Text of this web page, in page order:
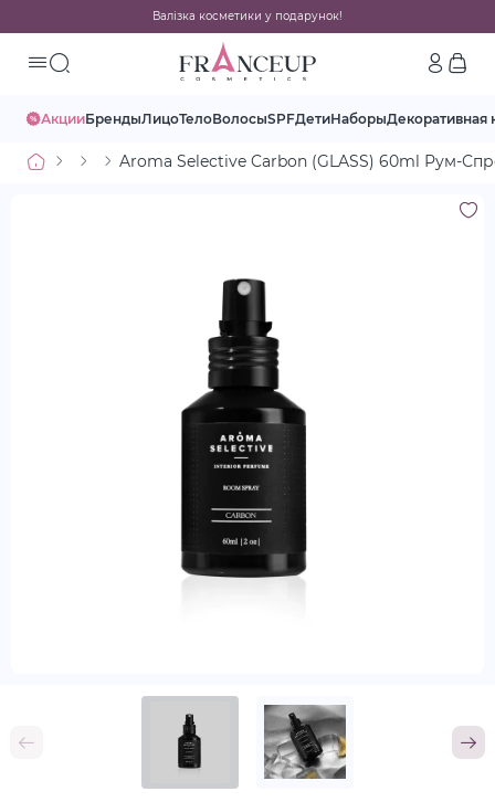
Валізка косметики у подарунок!
АкцииБрендыЛицоТелоВолосыSPFДетиНаборыДекоративная
Aroma Selective Carbon (GLASS) 60ml Рум-